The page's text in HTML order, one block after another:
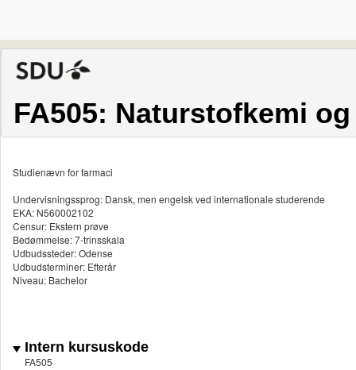
FA505: Naturstofkemi
Studienævn for farmaci
Undervisningssprog: Dansk, men engelsk ved internationale studerende
EKA: N560002102
Censur: Ekstern prøve
Bedømmelse: 7-trinsskala
Udbudssteder: Odense
Udbudsterminer: Efterår
Niveau: Bachelor
Intern kursuskode
FA505